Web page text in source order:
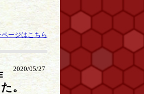
ージはこちら
2020/05/27
。